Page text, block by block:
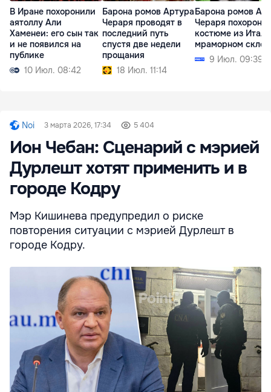
В Иране похоронили
аятоллу Али
Хаменеи: его сын так
и не появился на
публике
10 Июл. 08:42
Барона ромов Артура
Чераря проводят в
последний путь
спустя две недели
прощания
18 Июл. 11:14
Барона ромов
Чераря
костюме из
мраморном
9 Июл. 09:39
Noi 3 марта 2026, 17:34 5 404
Ион Чебан: Сценарий с мэрией
Дурлешт хотят применить и в
городе Кодру
Мэр Кишинева предупредил о риске
повторения ситуации с мэрией Дурлешт в
городе Кодру.